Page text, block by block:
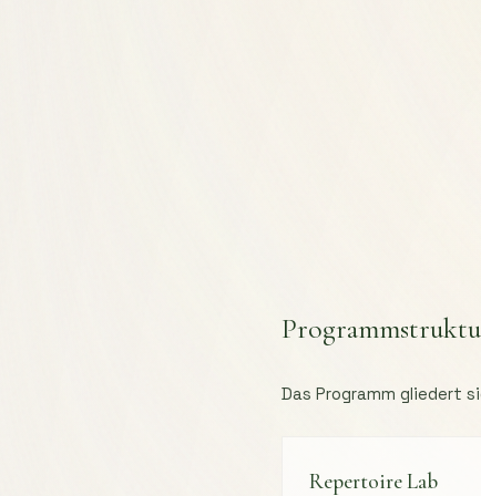
Das Programm gliedert
Repertoire Lab